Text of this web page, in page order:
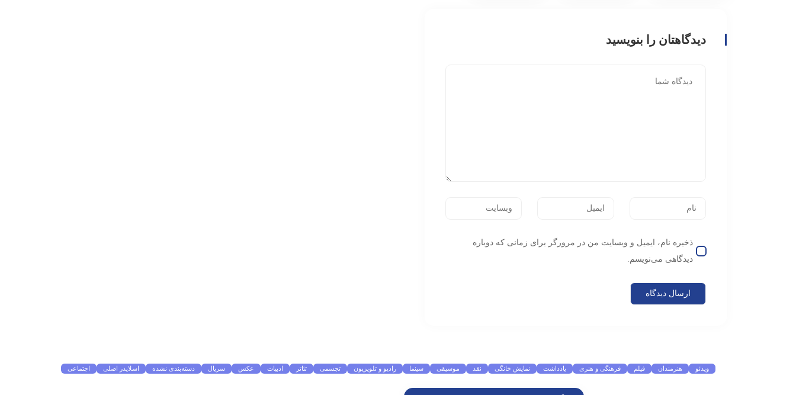
دیدگاهتان را بنویسید
ذخیره نام، ایمیل و وبسایت من در مرورگر برای زمانی که دوباره
دیدگاهی می‌نویسم.
ویدئو هنرمندان فیلم فرهنگی و هنری یادداشت نمایش خانگی نقد موسیقی سینما رادیو و تلویزیون تجسمی تئاتر ادبیات عکس سریال دسته‌بندی نشده اسلایدر اصلی اجتماعی